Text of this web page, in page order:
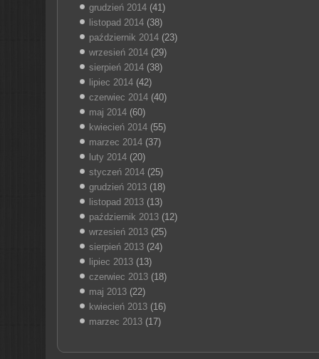
grudzień 2014(41)
listopad 2014(38)
październik 2014(23)
wrzesień 2014(29)
sierpień 2014(38)
lipiec 2014(42)
czerwiec 2014(40)
maj 2014(60)
kwiecień 2014(55)
marzec 2014(37)
luty 2014(20)
styczeń 2014(25)
grudzień 2013(18)
listopad 2013(13)
październik 2013(12)
wrzesień 2013(25)
sierpień 2013(24)
lipiec 2013(13)
czerwiec 2013(18)
maj 2013(22)
kwiecień 2013(16)
marzec 2013(17)